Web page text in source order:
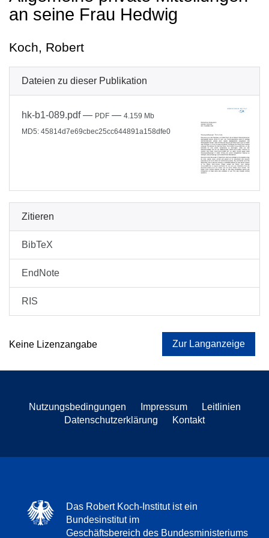
an seine Frau Hedwig
Koch, Robert
Dateien zu dieser Publikation
hk-b1-089.pdf— PDF — 4.159 Mb
MD5: 45814d7e69cbec25cc644891a158dfe0
Zitieren
BibTeX
EndNote
RIS
Keine Lizenzangabe Zur Langanzeige
Nutzungsbedingungen Impressum
Leitlinien
Datenschutzerklärung
Kontakt
Das Robert Koch-Institut ist ein
Bundesinstitut im
Geschäftsbereich des Bundesministeriums